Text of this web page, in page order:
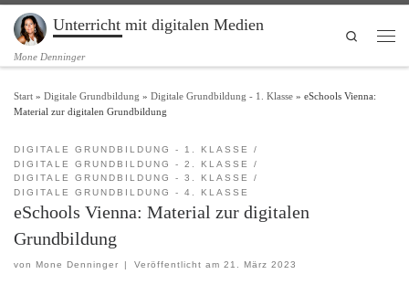
Zum Inhalt springen
Unterricht mit digitalen Medien
Mone Denninger
Search
Start » Digitale Grundbildung » Digitale Grundbildung - 1. Klasse » eSchools Vienna:
Material zur digitalen Grundbildung
DIGITALE GRUNDBILDUNG - 1. KLASSE
DIGITALE GRUNDBILDUNG - 2. KLASSE
DIGITALE GRUNDBILDUNG - 3. KLASSE
DIGITALE GRUNDBILDUNG - 4. KLASSE
eSchools Vienna: Material zur digitalen
Grundbildung
von Mone Denninger Veröffentlicht am 21. März 2023